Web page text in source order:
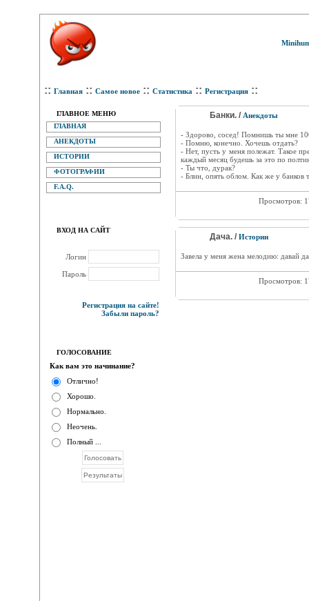
:: Главная :: Самое новое :: Статистика :: Регистрация ::
ГЛАВНОЕ МЕНЮ
ГЛАВНАЯ
АНЕКДОТЫ
ИСТОРИИ
ФОТОГРАФИИ
F.A.Q.
ВХОД НА САЙТ
Логин
Пароль
Регистрация на сайте!
Забыли пароль?
ГОЛОСОВАНИЕ
Как вам это начинание?
Отлично!
Хорошо.
Нормально.
Неочень.
Полный ...
Банки. / Анекдоты
- Здорово, сосед! Помнишь ты мне
- Помню, конечно. Хочешь отдать?
- Нет, пусть у меня полежат. Такое
каждый месяц будешь за это по
- Ты что, дурак?
- Блин, опять облом. Как же у банков
Просмотров:
Дача. / Истории
Завела у меня жена мелодию: давай
Просмотров: